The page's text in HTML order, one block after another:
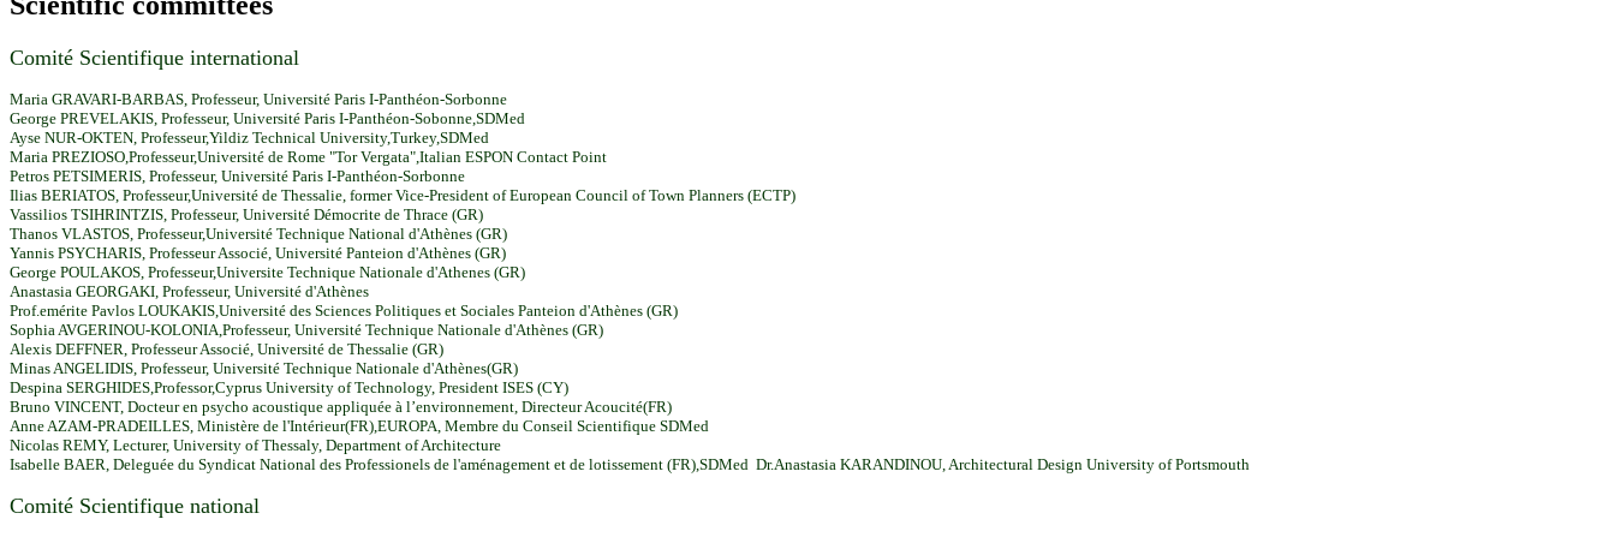
Comité Scientifique international
Maria GRAVARI-BARBAS, Professeur, Université Paris I-Panthéon-Sorbonne
George PREVELAKIS, Professeur, Université Paris I-Panthéon-Sobonne,SDMed
Ayse NUR-OKTEN, Professeur,Yildiz Technical University,Turkey,SDMed
Maria PREZIOSO,Professeur,Université de Rome "Tor Vergata",Italian ESPON Contact Point
Petros PETSIMERIS, Professeur, Université Paris I-Panthéon-Sorbonne
Ilias BERIATOS, Professeur,Université de Thessalie, former Vice-President of European Council of Town Planners (ECTP)
Vassilios TSIHRINTZIS, Professeur, Université Démocrite de Thrace (GR)
Thanos VLASTOS, Professeur,Université Technique National d'Athènes (GR)
Yannis PSYCHARIS, Professeur Associé, Université Panteion d'Athènes (GR)
George POULAKOS, Professeur,Universite Technique Nationale d'Athenes (GR)
Anastasia GEORGAKI, Professeur, Université d'Athènes
Prof.emérite Pavlos LOUKAKIS,Université des Sciences Politiques et Sociales Panteion d'Athènes (GR)
Sophia AVGERINOU-KOLONIA,Professeur, Université Technique Nationale d'Athènes (GR)
Alexis DEFFNER, ProfesseurAssocié, Université de Thessalie (GR)
Minas ANGELIDIS, Professeur, Université Technique Nationale d'Athènes(GR)
Despina SERGHIDES,Professor,Cyprus University of Technology, President ISES (CY)
Bruno VINCENT, Docteur en psycho acoustique appliquée à l’environnement, Directeur Acoucité(FR)
Anne AZAM-PRADEILLES, Ministère de l'Intérieur(FR),EUROPA, Membre du Conseil Scientifique SDMed
Nicolas REMY, Lecturer, University of Thessaly, Department of Architecture
Isabelle BAER, Deleguée du Syndicat National des Professionels de l'aménagement et de lotissement (FR),SDMed Dr.Anastasia KARANDINOU, Architectural Design University of Portsmouth
Comité Scientifique national